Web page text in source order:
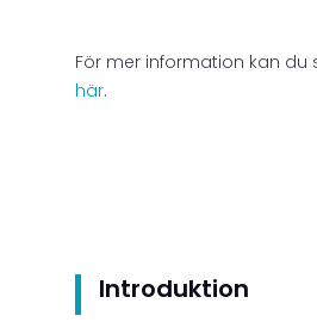
För mer information kan du
här.
Introduktion